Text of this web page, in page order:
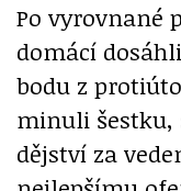
Po vyrovnané
domácí
bodu z
minuli šestku,
dějství za